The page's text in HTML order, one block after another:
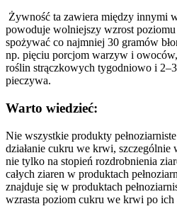
Żywność ta zawiera między innymi
powoduje wolniejszy wzrost
spożywać co najmniej 30 gramów
np. pięciu porcjom warzyw i
roślin strączkowych tygodniowo i
pieczywa.
Warto wiedzieć:
Nie wszystkie produkty
działanie cukru we krwi, szczególnie
nie tylko na stopień rozdrobnienia
całych ziaren w produktach
znajduje się w produktach
wzrasta poziom cukru we krwi po ich